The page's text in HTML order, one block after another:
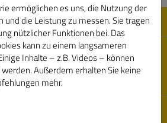
vergessen
ermöglichen es uns, die Nutzung der
und die Leistung zu messen. Sie tragen
nützlicher Funktionen bei. Das
kann zu einem langsameren
Inhalte – z.B. Videos – können
Außerdem erhalten Sie keine
mehr.